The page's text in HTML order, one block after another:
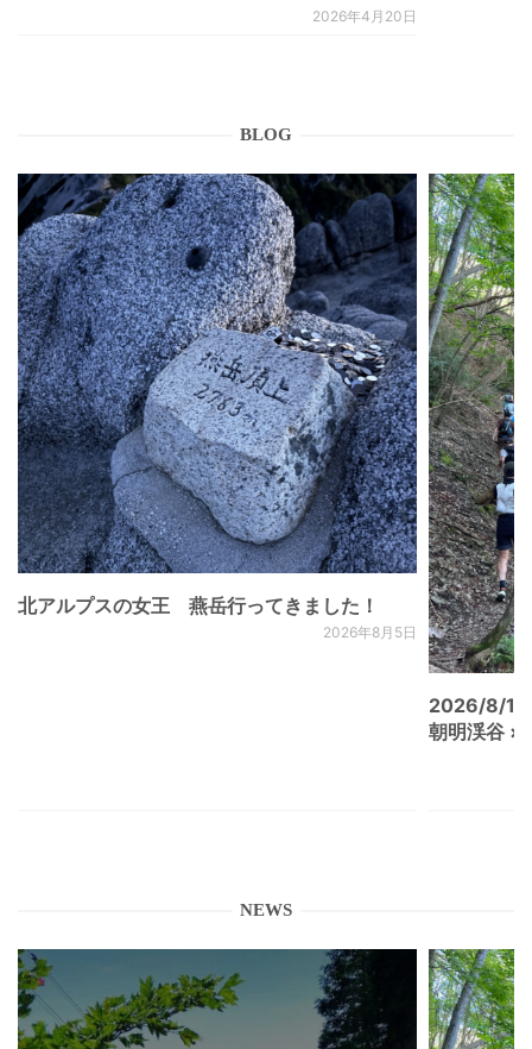
2026年4月20日
BLOG
北アルプスの女王 燕岳行ってきました！
2026年8月5日
2026/8/
朝明渓谷 ×
NEWS